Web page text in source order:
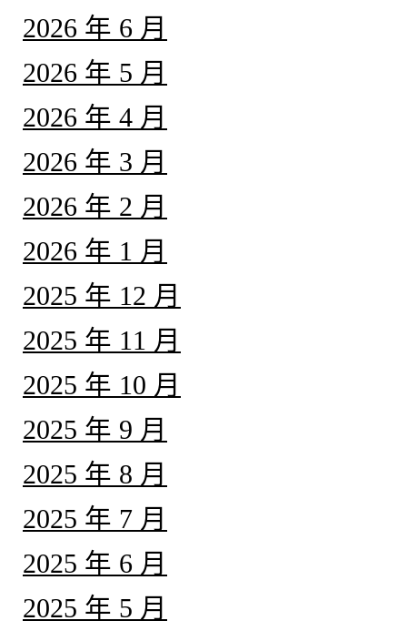
2026 年 6 月
2026 年 5 月
2026 年 4 月
2026 年 3 月
2026 年 2 月
2026 年 1 月
2025 年 12 月
2025 年 11 月
2025 年 10 月
2025 年 9 月
2025 年 8 月
2025 年 7 月
2025 年 6 月
2025 年 5 月